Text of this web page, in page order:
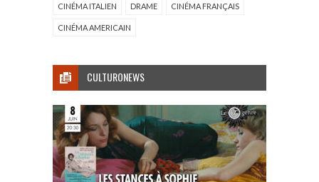
CINÉMA ITALIEN DRAME CINÉMA FRANÇAIS
CINÉMA AMERICAIN
CULTURONEWS